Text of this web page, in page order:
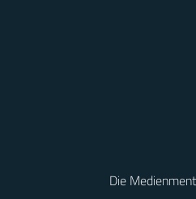
Die